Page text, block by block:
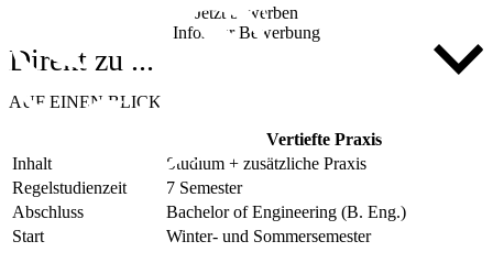
Jetzt bewerben
Infos zur Bewerbung
Direkt zu ...
AUF EINEN BLICK
Vertiefte Praxis
Inhalt
Studium + zusätzliche Praxis
Regelstudienzeit
7 Semester
Abschluss
Bachelor of Engineering (B. Eng.)
Start
Winter- und Sommersemester